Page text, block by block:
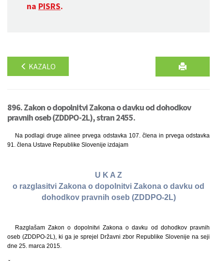
na PISRS.
KAZALO
896. Zakon o dopolnitvi Zakona o davku od dohodkov
pravnih oseb (ZDDPO-2L), stran 2455.
Na podlagi druge alinee prvega odstavka 107. člena in prvega odstavka
91. člena Ustave Republike Slovenije izdajam
U K A Z
o razglasitvi Zakona o dopolnitvi Zakona o davku od
dohodkov pravnih oseb (ZDDPO-2L)
Razglašam Zakon o dopolnitvi Zakona o davku od dohodkov pravnih
oseb (ZDDPO-2L), ki ga je sprejel Državni zbor Republike Slovenije na seji
dne 25. marca 2015.